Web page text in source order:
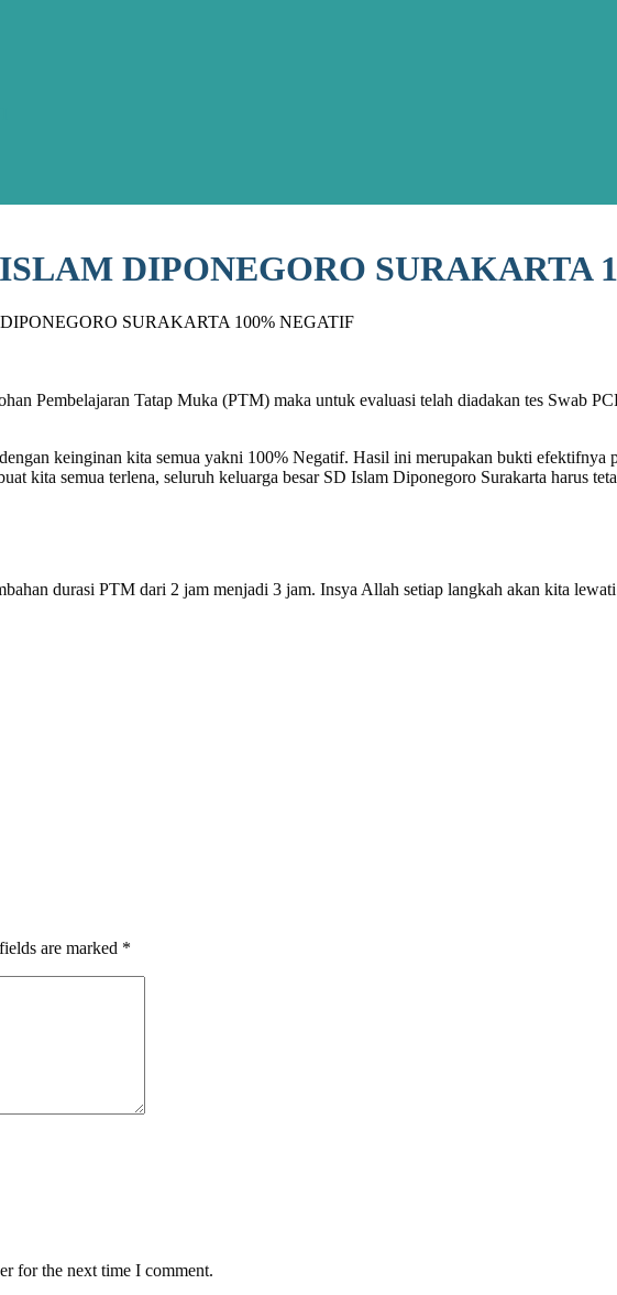
DIPONEGORO SURAKARTA
SURAKARTA 100% NEGATIF
Pembelajaran Tatap Muka (PTM) maka untuk evaluasi telah diadakan tes Swab
keinginan kita semua yakni 100% Negatif. Hasil ini merupakan bukti
kita semua terlena, seluruh keluarga besar SD Islam Diponegoro Surakarta harus
durasi PTM dari 2 jam menjadi 3 jam. Insya Allah setiap langkah akan kita
are marked *
for the next time I comment.